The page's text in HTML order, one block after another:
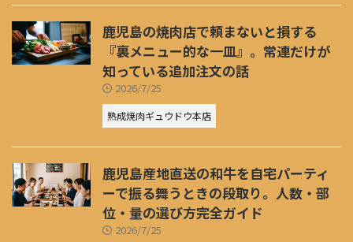
鹿児島の焼肉店で頼まないと損する
『裏メニュー的な一皿』。常連だけが
知っている追加注文の話
2026/7/25
熟成焼肉ギュウドウ本店
鹿児島産地直送の和牛を自宅パーティ
ーで振る舞うときの段取り。人数・部
位・量の選び方完全ガイド
2026/7/25